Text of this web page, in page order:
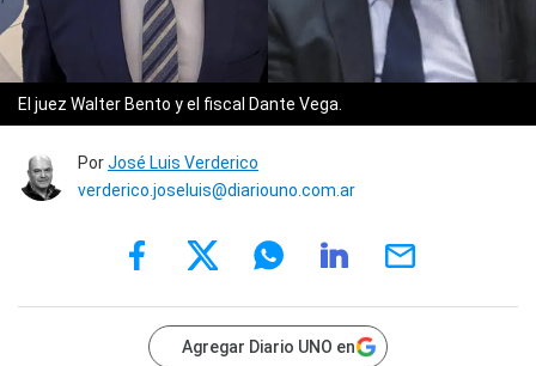
El juez Walter Bento y el fiscal Dante Vega.
PorJosé Luis Verderico
verderico.joseluis@diariouno.com.ar
Agregar Diario UNO en